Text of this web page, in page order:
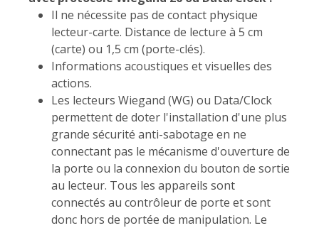
Il ne nécessite pas de contact physique
lecteur-carte. Distance de lecture à 5 cm
(carte) ou 1,5 cm (porte-clés).
Informations acoustiques et visuelles des
actions.
Les lecteurs Wiegand (WG) ou Data/Clock
permettent de doter l'installation d'une plus
grande sécurité anti-sabotage en ne
connectant pas le mécanisme d'ouverture de
la porte ou la connexion du bouton de sortie
au lecteur. Tous les appareils sont
connectés au contrôleur de porte et sont
donc hors de portée de manipulation. Le